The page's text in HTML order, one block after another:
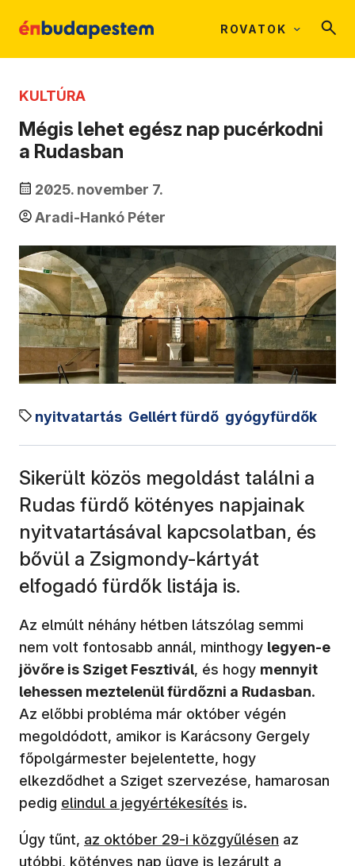
ROVATOK
KULTÚRA
Mégis lehet egész nap pucérkodni
a Rudasban
2025. november 7.
Aradi-Hankó Péter
nyitvatartás Gellért fürdő gyógyfürdők
Sikerült közös megoldást találni a
Rudas fürdő kötényes napjainak
nyitvatartásával kapcsolatban, és
bővül a Zsigmondy-kártyát
elfogadó fürdők listája is.
Az elmúlt néhány hétben látszólag semmi
nem volt fontosabb annál, minthogy legyen-e
jövőre is Sziget Fesztivál, és hogy mennyit
lehessen meztelenül fürdőzni a Rudasban.
Az előbbi probléma már október végén
megoldódott, amikor is Karácsony Gergely
főpolgármester bejelentette, hogy
elkezdődhet a Sziget szervezése, hamarosan
pedig (új ablakban nyílik meg)
elindul a jegyértékesítés is.
Úgy tűnt, (új ablakban nyílik meg)
az október 29-i közgyűlésen az
utóbbi, kötényes nap ügye is lezárult a